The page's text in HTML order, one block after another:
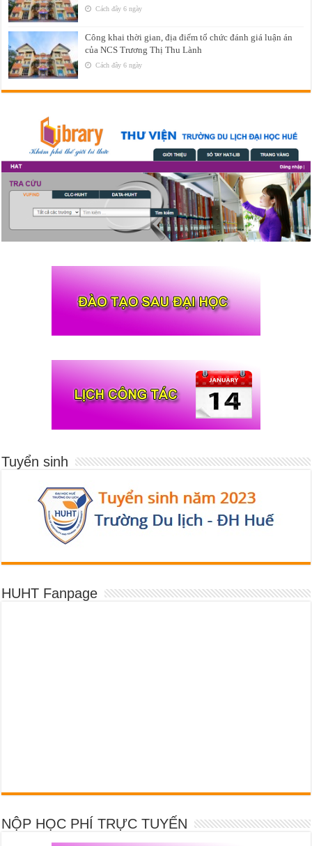
Cách đây 6 ngày
Công khai thời gian, địa điểm tổ chức đánh giá luận án
của NCS Trương Thị Thu Lành
Cách đây 6 ngày
Tuyển sinh
HUHT Fanpage
NỘP HỌC PHÍ TRỰC TUYẾN